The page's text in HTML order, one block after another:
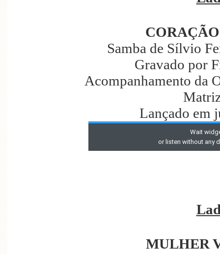
Samba de Sílvio
Gravado por
Acompanhamento da
Lançado em
MULHER